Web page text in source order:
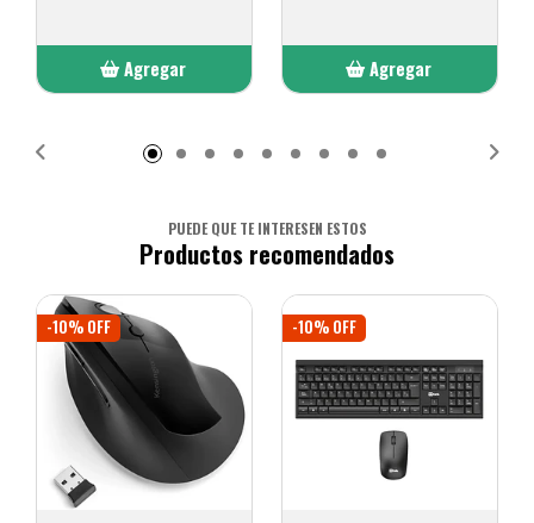
Agregar
Agregar
PUEDE QUE TE INTERESEN ESTOS
Productos recomendados
-10% OFF -10% OFF